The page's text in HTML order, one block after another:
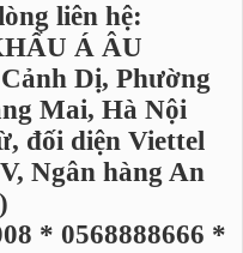
liên hệ:
Á ÂU
Dị, Phường
Mai, Hà Nội
đối diện Viettel
Ngân hàng An
* 0568888666 *